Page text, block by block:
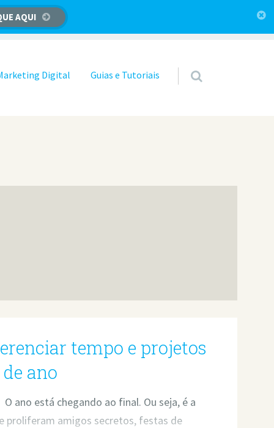
AQUI
Digital Guias e Tutoriais
tempo e projetos
ano
O ano está chegando ao final. Ou seja, é a
proliferam amigos secretos, festas de